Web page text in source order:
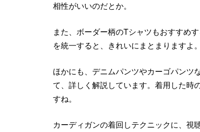
相性がいいのだとか。
また、ボーダー柄のTシャツもおすすめ
を統一すると、きれいにまとまりますよ。
ほかにも、デニムパンツやカーゴパンツ
て、詳しく解説しています。着用した時
すね。
カーディガンの着回しテクニックに、視